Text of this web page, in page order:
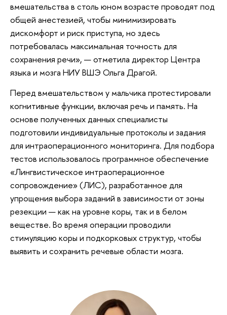
вмешательства в столь юном возрасте проводят под
общей анестезией, чтобы минимизировать
дискомфорт и риск приступа, но здесь
потребовалась максимальная точность для
сохранения речи», — отметила директор Центра
языка и мозга НИУ ВШЭ Ольга Драгой.
Перед вмешательством у мальчика протестировали
когнитивные функции, включая речь и память. На
основе полученных данных специалисты
подготовили индивидуальные протоколы и задания
для интраоперационного мониторинга. Для подбора
тестов использовалось программное обеспечение
«Лингвистическое интраоперационное
сопровождение» (ЛИС), разработанное для
упрощения выбора заданий в зависимости от зоны
резекции — как на уровне коры, так и в белом
веществе. Во время операции проводили
стимуляцию коры и подкорковых структур, чтобы
выявить и сохранить речевые области мозга.